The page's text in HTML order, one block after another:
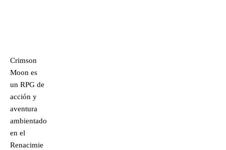
Crimson
Moon es
un RPG de
acción y
aventura
ambientado
en el
Renacimie